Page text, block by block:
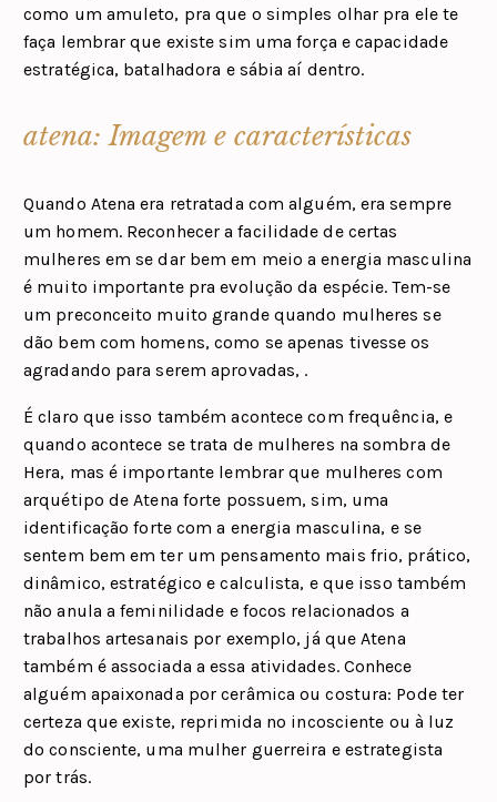
como um amuleto, pra que o simples olhar pra ele te
faça lembrar que existe sim uma força e capacidade
estratégica, batalhadora e sábia aí dentro.
atena: Imagem e características
Quando Atena era retratada com alguém, era sempre
um homem. Reconhecer a facilidade de certas
mulheres em se dar bem em meio a energia masculina
é muito importante pra evolução da espécie. Tem-se
um preconceito muito grande quando mulheres se
dão bem com homens, como se apenas tivesse os
agradando para serem aprovadas, .
É claro que isso também acontece com frequência, e
quando acontece se trata de mulheres na sombra de
Hera, mas é importante lembrar que mulheres com
arquétipo de Atena forte possuem, sim, uma
identificação forte com a energia masculina, e se
sentem bem em ter um pensamento mais frio, prático,
dinâmico, estratégico e calculista, e que isso também
não anula a feminilidade e focos relacionados a
trabalhos artesanais por exemplo, já que Atena
também é associada a essa atividades. Conhece
alguém apaixonada por cerâmica ou costura: Pode ter
certeza que existe, reprimida no incosciente ou à luz
do consciente, uma mulher guerreira e estrategista
por trás.